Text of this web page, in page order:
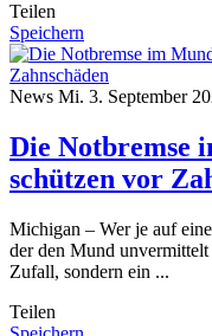
Teilen
Speichern
News Mi. 3. September
Die Notbremse
schützen vor
Michigan – Wer je auf
der den Mund
Zufall, sondern ein ...
Teilen